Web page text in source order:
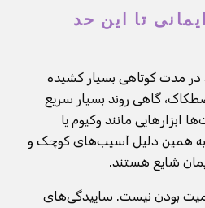
تا این حد
در مدت کوتاهی بسیار کشیده
گاهی روند بسیار سریع
ابزارهایی مانند وکیوم یا
همین دلیل آسیب‌های کوچک و
شایع هستند.
بودن نیست. ساییدگی‌های